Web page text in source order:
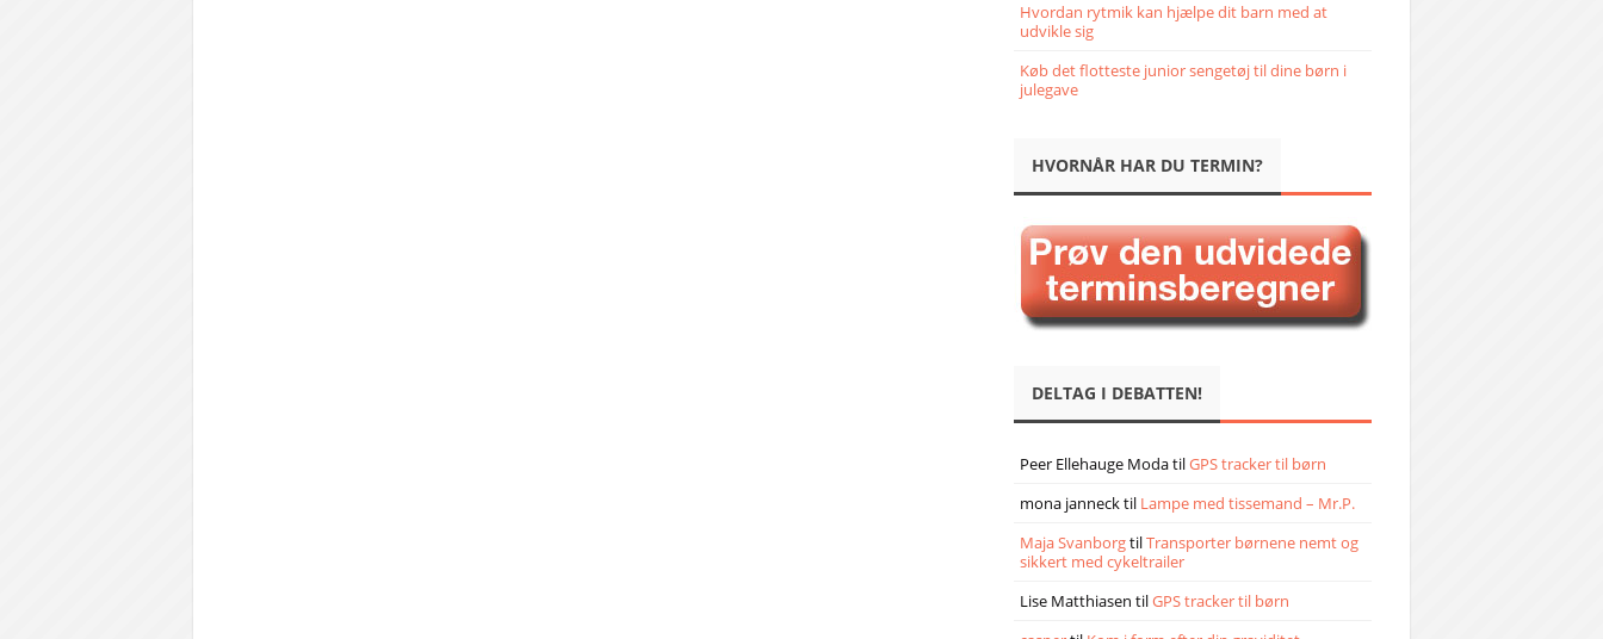
Hvordan rytmik kan hjælpe dit barn med at
udvikle sig
Køb det flotteste junior sengetøj til dine børn i
julegave
HVORNÅR HAR DU TERMIN?
DELTAG I DEBATTEN!
Peer Ellehauge ModatilGPS tracker til børn
mona jannecktil Lampe med tissemand – Mr.P.
Maja SvanborgtilTransporter børnene nemt og
sikkert med cykeltrailer
Lise Matthiasen tilGPS tracker til børn